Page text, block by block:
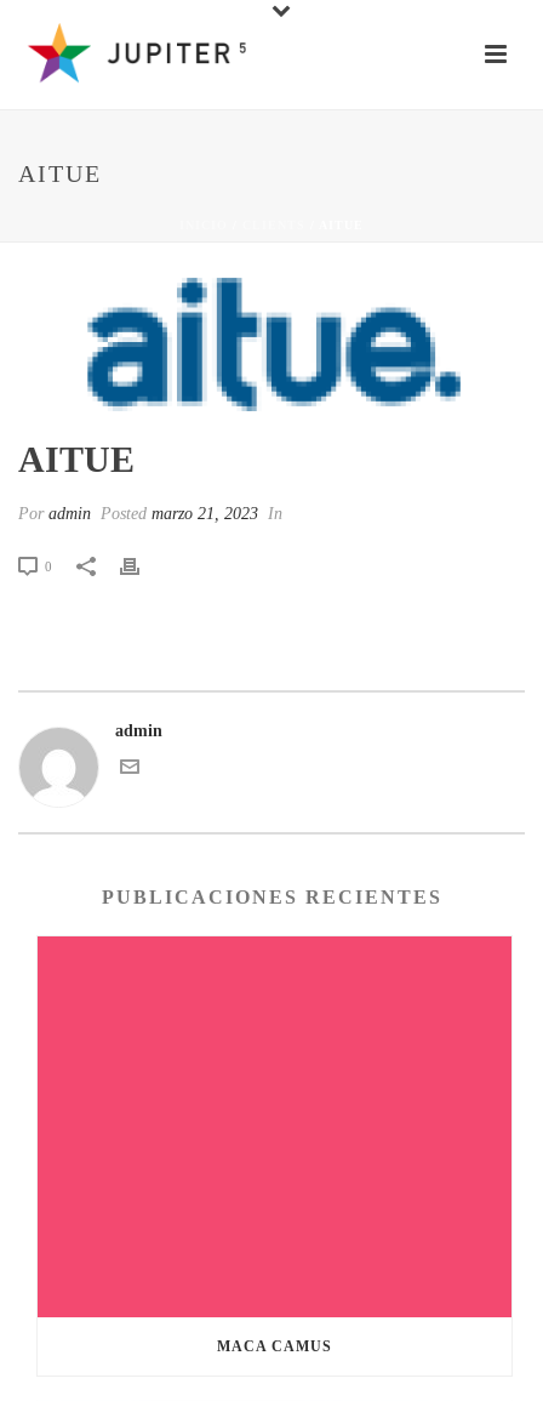
AITUE
AITUE
Por admin Posted marzo 21, 2023 In
0
admin
PUBLICACIONES RECIENTES
MACA CAMUS